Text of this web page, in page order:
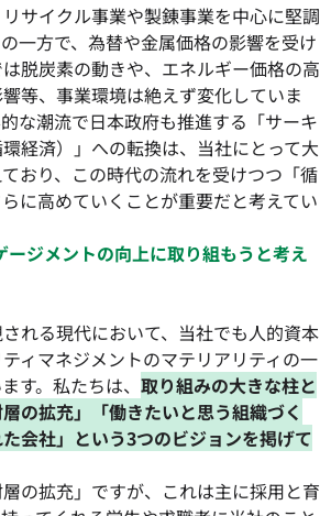
サイクル事業や製錬事業を中心に堅調
一方で、為替や金属価格の影響を受け
脱炭素の動きや、エネルギー価格の高
等、事業環境は絶えず変化していま
な潮流で日本政府も推進する「サーキ
経済）」への転換は、当社にとって大
おり、この時代の流れを受けつつ「循
に高めていくことが重要だと考えてい
ージメントの向上に取り組もうと考え
される現代において、当社でも人的資本
ィマネジメントのマテリアリティの一
す。私たちは、 取り組みの大きな柱と
の拡充」「働きたいと思う組織づく
会社」という3つのビジョンを掲げて
の拡充」ですが、これは主に採用と育